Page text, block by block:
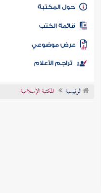
كتاب الأمة
المكتبة
الكتب
موضوعي
تراجم الأعلام
الرئيسية المكتبة الإسلامية